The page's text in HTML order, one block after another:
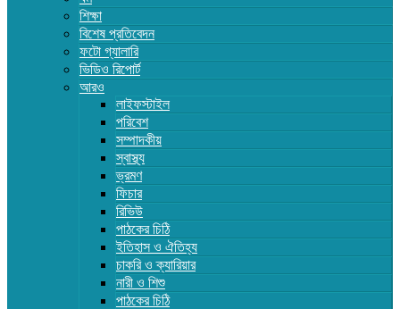
শিক্ষা
বিশেষ প্রতিবেদন
ফটো গ্যালারি
ভিডিও রিপোর্ট
আরও
লাইফস্টাইল
পরিবেশ
সম্পাদকীয়
স্বাস্থ্য
ভ্রমণ
ফিচার
রিভিউ
পাঠকের চিঠি
ইতিহাস ও ঐতিহ্য
চাকরি ও ক্যারিয়ার
নারী ও শিশু
পাঠকের চিঠি